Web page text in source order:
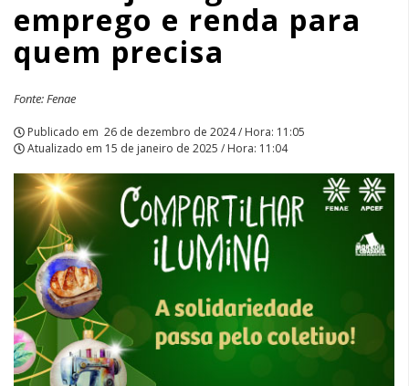
precisa
|
APCEF/SP
emprego e renda para
quem precisa
Fonte: Fenae
Publicado em 26 de dezembro de 2024 / Hora: 11:05
Atualizado em 15 de janeiro de 2025 / Hora: 11:04